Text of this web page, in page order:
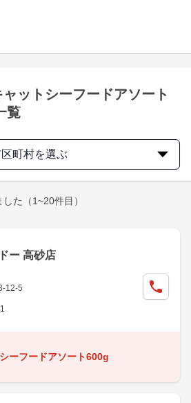
ットシーフードアソート
覧
町村を選ぶ
した （1~20件目）
ー 高砂店
12-5
ーフードアソート600g